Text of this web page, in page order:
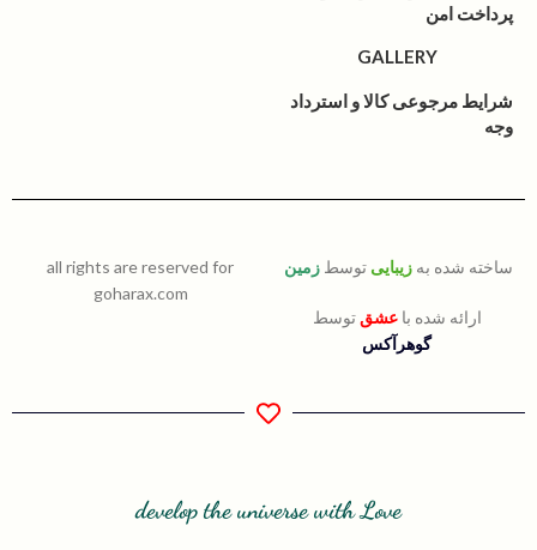
پرداخت امن
GALLERY
شرایط مرجوعی کالا و استرداد
وجه
ساخته شده به زیبایی توسط زمین
ارائه شده باعشق توسط
گوهرآکس
all rights are reserved for
goharax.com
develop the universe with Love